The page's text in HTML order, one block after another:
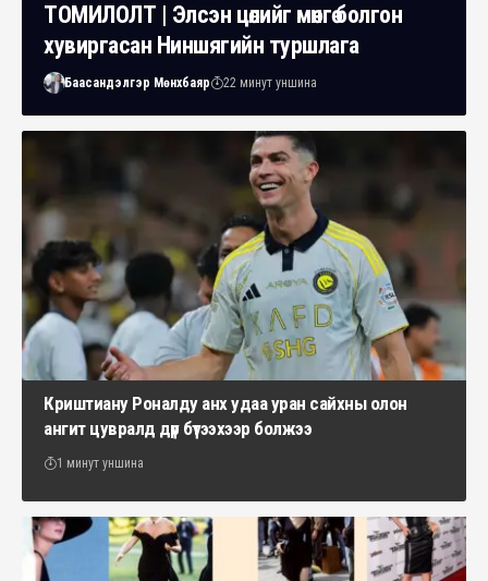
ТОМИЛОЛТ | Элсэн цөлийг мөнгө болгон
хувиргасан Ниншягийн туршлага
Баасандэлгэр Мөнхбаяр 22 минут уншина
Криштиану Роналду анх удаа уран сайхны олон
ангит цувралд дүр бүтээхээр болжээ
1 минут уншина